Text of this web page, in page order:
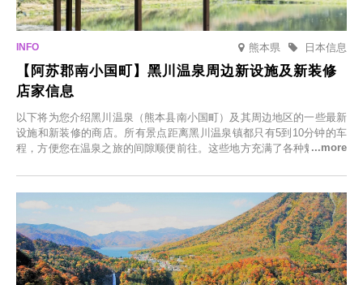
熊本県 日本信息
【阿苏郡南小国町】黑川温泉周边新设施及新装修
店家信息
以下将为您介绍黑川温泉（熊本县南小国町）及其周边地区的一些最新
设施和新装修的商店。所有景点距离黑川温泉镇都只有5到10分钟的车
程，方便您在温泉之旅的间隙顺便前往。这些地方充满了各种魅力，包
食材的餐厅。让您体验黑川温泉的全新乐趣。